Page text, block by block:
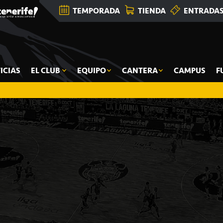
TEMPORADA TIENDA ENTRADAS
EL CLUB EQUIPO CANTERA CAMPUS